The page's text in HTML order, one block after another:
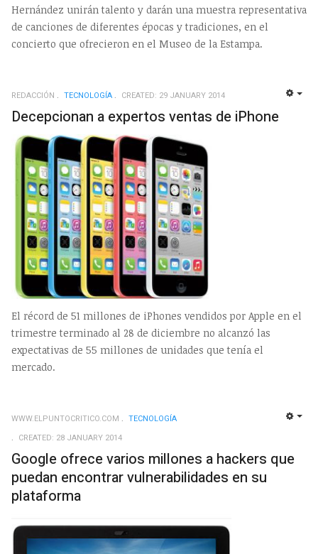
Hernández unirán talento y darán una muestra representativa
de canciones de diferentes épocas y tradiciones, en el
concierto que ofrecieron en el Museo de la Estampa.
REDACCIÓN TECNOLOGÍ­A CREATED: 29 JANUARY 2014
Decepcionan a expertos ventas de iPhone
El récord de 51 millones de iPhones vendidos por Apple en el
trimestre terminado al 28 de diciembre no alcanzó las
expectativas de 55 millones de unidades que tenía el
mercado.
WWW.ELPUNTOCRITICO.COM
TECNOLOGÍ­A
CREATED: 28 JANUARY 2014
Google ofrece varios millones a hackers que
puedan encontrar vulnerabilidades en su
plataforma